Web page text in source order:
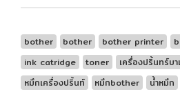
bother bother bother printer
ink catridge
toner เครื่องปริ้นทร์บา
หมึกเครื่องปริ้นท์
หมึกbother น้ำหมึก